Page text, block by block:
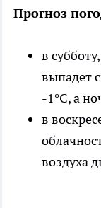
Прогноз
в
выпадет
-1°C, а
в
воздуха